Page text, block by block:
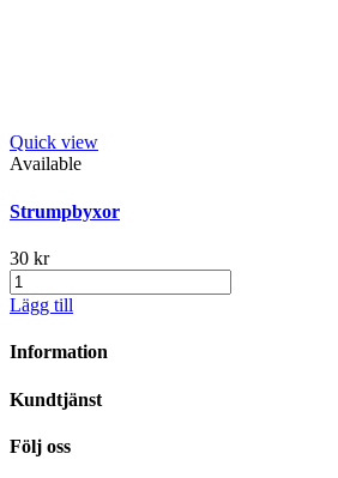
Quick view
Available
Strumpbyxor
30 kr
Lägg till
Information
Kundtjänst
Följ oss